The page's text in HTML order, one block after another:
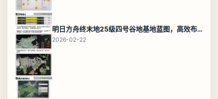
明日方舟终末地25级四号谷地基地蓝图，高效布局规划
2026-02-22